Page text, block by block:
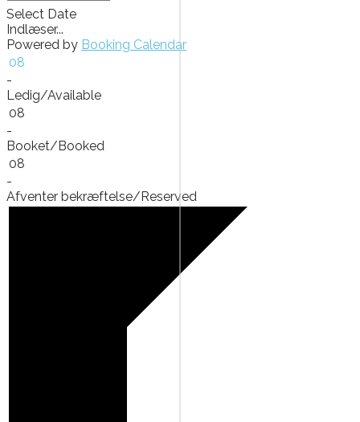
Select Date
Indlæser...
Powered by Booking Calendar
08
-
Ledig/Available
08
-
Booket/Booked
08
-
Afventer bekræftelse/Reserved